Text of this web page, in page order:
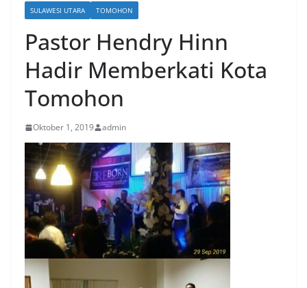
SULAWESI UTARA TOMOHON
Pastor Hendry Hinn
Hadir Memberkati Kota
Tomohon
Oktober 1, 2019 admin